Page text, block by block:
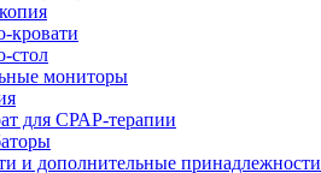
кровати
стол
мониторы
для СРАР-терапии
и дополнительные принадлежности